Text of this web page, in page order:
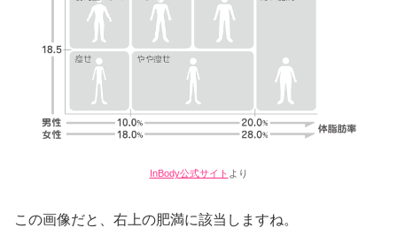
InBody公式サイト より
この画像だと、右上の肥満に該当しますね。